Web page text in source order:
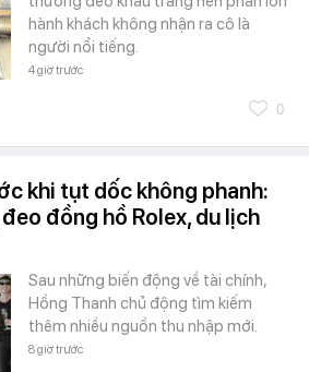
hành khách không nhận ra cô là
người nổi tiếng.
4 giờ trước
0
khi tụt dốc không phanh:
đồng hồ Rolex, du lịch
Sau những biến động về tài chính,
Hồng Thanh chủ động tìm kiếm
thêm nhiều nguồn thu nhập mới.
8 giờ trước